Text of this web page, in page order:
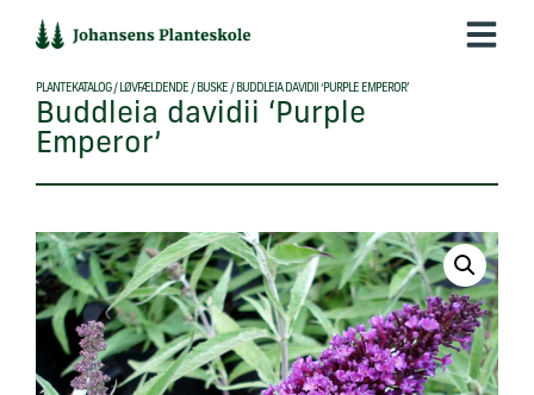
indholdet
PLANTEKATALOG/ LØVFÆLDENDE / BUSKE / BUDDLEIA DAVIDII ‘PURPLE EMPEROR’
Buddleia davidii ‘Purple
Emperor’